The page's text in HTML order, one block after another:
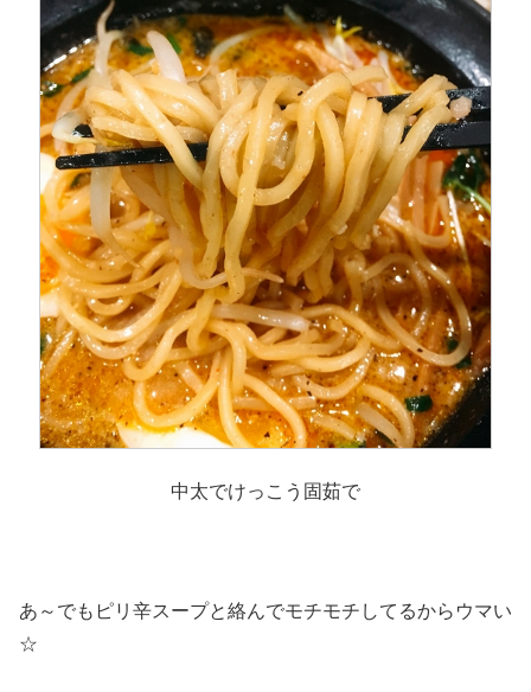
中太でけっこう固茹で
あ～でもピリ辛スープと絡んでモチモチしてるからウマい
☆